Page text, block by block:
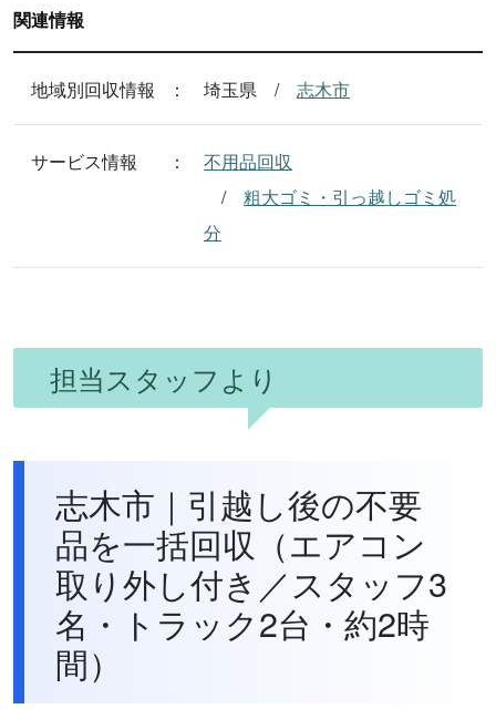
関連情報
地域別回収情報 埼玉県 志木市
サービス情報
不用品回収
粗大ゴミ・引っ越しゴミ処
分
担当スタッフより
志木市｜引越し後の不要
品を一括回収（エアコン
取り外し付き／スタッフ3
名・トラック2台・約2時
間）